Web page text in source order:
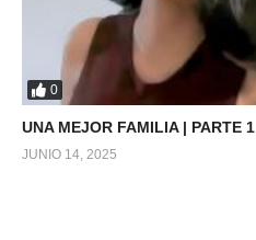
0
UNA MEJOR FAMILIA | PARTE 1
JUNIO 14, 2025